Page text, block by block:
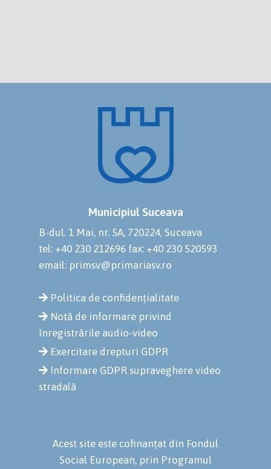
Municipiul Suceava
B-dul. 1 Mai, nr. 5A, 720224, Suceava
tel: +40 230 212696 fax: +40 230 520593
email: primsv@primariasv.ro
Politica de confidențialitate
Notă de informare privind
înregistrările audio-video
Exercitare drepturi GDPR
Informare GDPR supraveghere video
stradală
Acest site este cofinanțat din Fondul
Social European, prin Programul